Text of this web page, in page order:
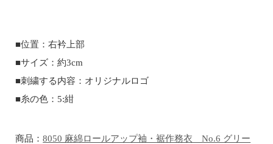
■位置：右衿上部
■サイズ：約3cm
■刺繍する内容：オリジナルロゴ
■糸の色：5:紺
商品：8050 麻綿ロールアップ袖・裾作務衣 No.6 グリー